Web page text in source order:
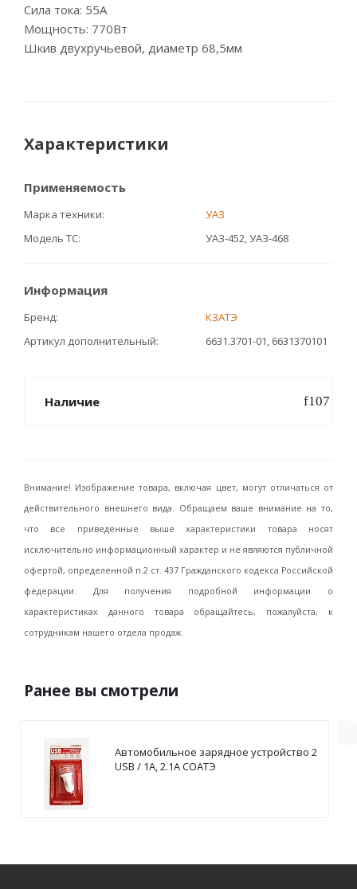
Сила тока: 55А
Мощность: 770Вт
Шкив двухручьевой, диаметр 68,5мм
Характеристики
Применяемость
Марка техники
УАЗ
Модель ТС
УАЗ-452, УАЗ-468
Информация
Бренд
КЗАТЭ
Артикул дополнительный
6631.3701-01, 6631370101
Наличие
Внимание! Изображение товара, включая цвет, могут отличаться от
действительного внешнего вида. Обращаем ваше внимание на то,
что все приведённые выше характеристики товара носят
исключительно информационный характер и не являются публичной
офертой, определенной п.2 ст. 437 Гражданского кодекса Российской
федерации. Для получения подробной информации о
характеристиках данного товара обращайтесь, пожалуйста, к
сотрудникам нашего отдела продаж.
Ранее вы смотрели
Автомобильное зарядное устройство 2
USB / 1А, 2.1А СОАТЭ